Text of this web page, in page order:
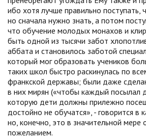
ибо хотя лучше правильно поступать,
но сначала нужно знать, а потом
что обучение молодых монахов и
быть одной из тысячи забот
аббата и становилось заботой
который мог образовать учеников
таких школ быстро раскинулась по
франкской державы; были даже
в них мирян («чтобы каждый посылал
которую дети должны прилежно
достойно не обучатся», - говорится в
но, конечно, это в значительной мере
пожеланием.